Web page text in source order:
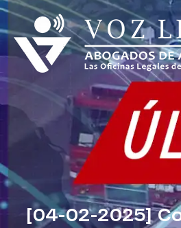
[04-02-2025]